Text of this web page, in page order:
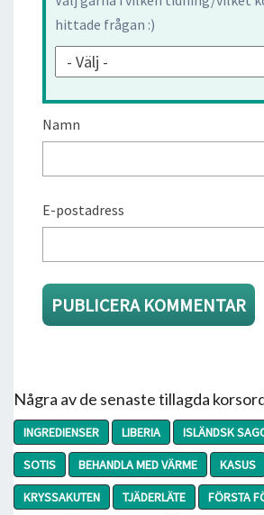
hittade frågan :)
Namn
E-postadress
Några av de senaste tillagda
INGREDIENSER LIBERIA ISLÄNDSK
SOTIS
BEHANDLA MED VÄRME KASUS
KRYSSAKUTEN
TJÄDERLÄTE FÖRSTA